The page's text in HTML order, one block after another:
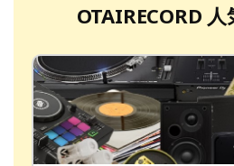
OTAIRECORD